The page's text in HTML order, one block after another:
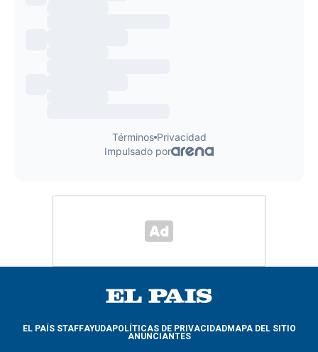
EL PAÍS STAFFAYUDAPOLÍTICAS DE PRIVACIDADMAPA DEL SITIO
ANUNCIANTES